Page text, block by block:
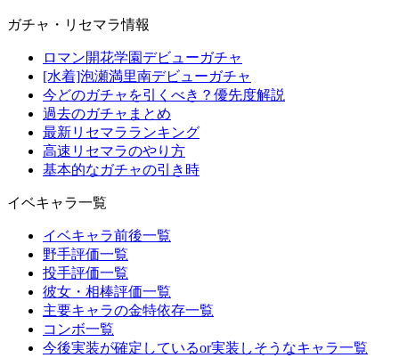
ガチャ・リセマラ情報
ロマン開花学園デビューガチャ
[水着]泡瀬満里南デビューガチャ
今どのガチャを引くべき？優先度解説
過去のガチャまとめ
最新リセマラランキング
高速リセマラのやり方
基本的なガチャの引き時
イベキャラ一覧
イベキャラ前後一覧
野手評価一覧
投手評価一覧
彼女・相棒評価一覧
主要キャラの金特依存一覧
コンボ一覧
今後実装が確定しているor実装しそうなキャラ一覧